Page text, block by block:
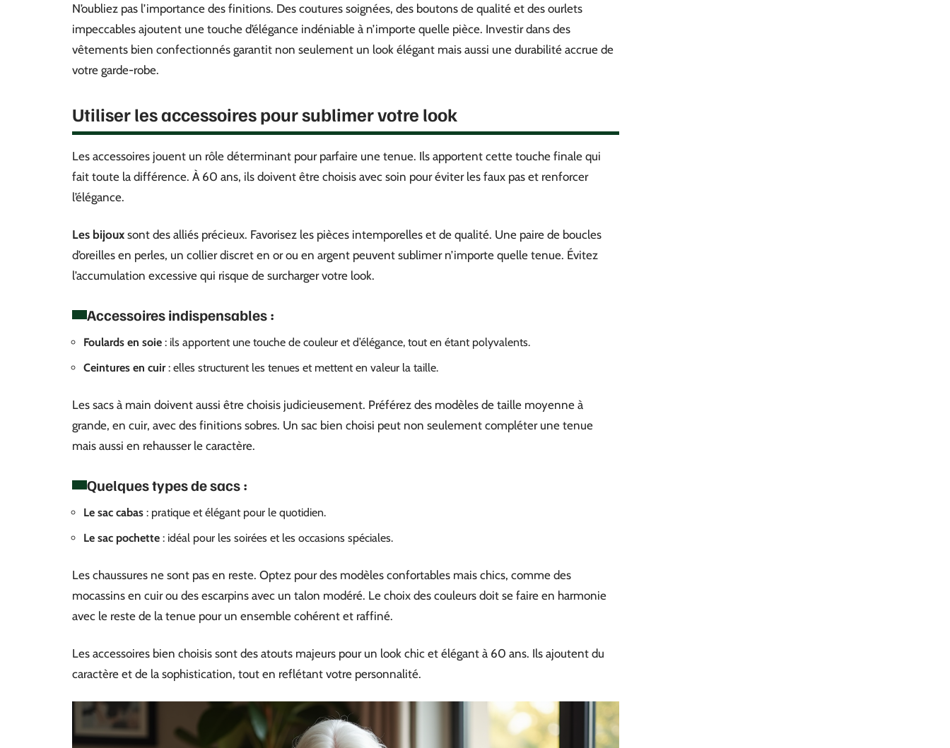
N’oubliez pas l’importance des finitions. Des coutures soignées, des boutons de qualité et des ourlets
impeccables ajoutent une touche d’élégance indéniable à n’importe quelle pièce. Investir dans des
vêtements bien confectionnés garantit non seulement un look élégant mais aussi une durabilité accrue de
votre garde-robe.
Utiliser les accessoires pour sublimer votre look
Les accessoires jouent un rôle déterminant pour parfaire une tenue. Ils apportent cette touche finale qui
fait toute la différence. À 60 ans, ils doivent être choisis avec soin pour éviter les faux pas et renforcer
l’élégance.
Les bijoux sont des alliés précieux. Favorisez les pièces intemporelles et de qualité. Une paire de boucles
d’oreilles en perles, un collier discret en or ou en argent peuvent sublimer n’importe quelle tenue. Évitez
l’accumulation excessive qui risque de surcharger votre look.
Accessoires indispensables :
Foulards en soie : ils apportent une touche de couleur et d’élégance, tout en étant polyvalents.
Ceintures en cuir: elles structurent les tenues et mettent en valeur la taille.
Les sacs à main doivent aussi être choisis judicieusement. Préférez des modèles de taille moyenne à
grande, en cuir, avec des finitions sobres. Un sac bien choisi peut non seulement compléter une tenue
mais aussi en rehausser le caractère.
Quelques types de sacs :
Le sac cabas : pratique et élégant pour le quotidien.
Le sac pochette : idéal pour les soirées et les occasions spéciales.
Les chaussures ne sont pas en reste. Optez pour des modèles confortables mais chics, comme des
mocassins en cuir ou des escarpins avec un talon modéré. Le choix des couleurs doit se faire en harmonie
avec le reste de la tenue pour un ensemble cohérent et raffiné.
Les accessoires bien choisis sont des atouts majeurs pour un look chic et élégant à 60 ans. Ils ajoutent du
caractère et de la sophistication, tout en reflétant votre personnalité.